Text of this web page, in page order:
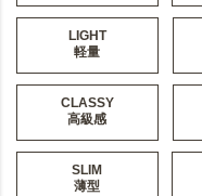
LIGHT
軽量
CLASSY
高級感
SLIM
薄型